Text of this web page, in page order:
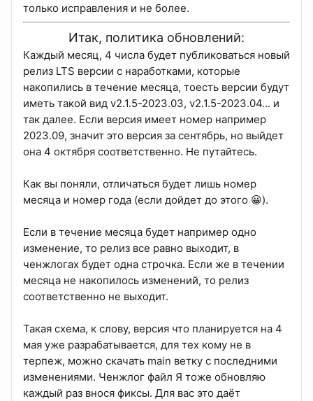
только исправления и не более.
Итак, политика обновлений:
Каждый месяц, 4 числа будет публиковаться новый
релиз LTS версии с наработками, которые
накопились в течение месяца, тоесть версии будут
иметь такой вид v2.1.5-2023.03, v2.1.5-2023.04... и
так далее. Если версия имеет номер например
2023.09, значит это версия за сентябрь, но выйдет
она 4 октября соответственно. Не путайтесь.
Как вы поняли, отличаться будет лишь номер
месяца и номер года (если дойдет до этого 😀).
Если в течение месяца будет например одно
изменение, то релиз все равно выходит, в
ченжлогах будет одна строчка. Если же в течении
месяца не накопилось изменений, то релиз
соответственно не выходит.
Такая схема, к слову, версия что планируется на 4
мая уже разрабатывается, для тех кому не в
терпеж, можно скачать main ветку с последними
изменениями. Ченжлог файл Я тоже обновляю
каждый раз внося фиксы. Для вас это даёт